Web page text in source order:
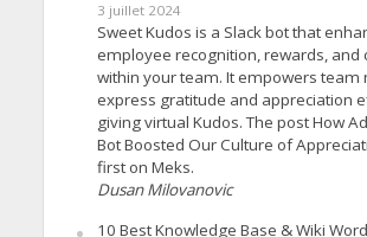
3 juillet 2024
Sweet Kudos is a Slack bot that
employee recognition, rewards, and
within your team. It empowers team
express gratitude and appreciation
giving virtual Kudos. The post How
Bot Boosted Our Culture of
first on Meks.
Dusan Milovanovic
10 Best Knowledge Base & Wiki